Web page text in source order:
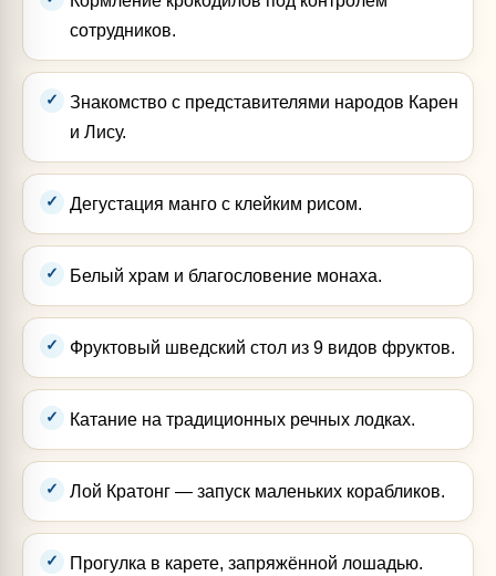
сотрудников.
Знакомство с представителями народов Карен
и Лису.
Дегустация манго с клейким рисом.
Белый храм и благословение монаха.
Фруктовый шведский стол из 9 видов фруктов.
Катание на традиционных речных лодках.
Лой Кратонг — запуск маленьких корабликов.
Прогулка в карете, запряжённой лошадью.